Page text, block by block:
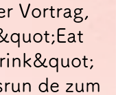
Vortrag,
de zum